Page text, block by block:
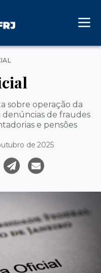
sobre operação da
de fraudes
e pensões
de 2025